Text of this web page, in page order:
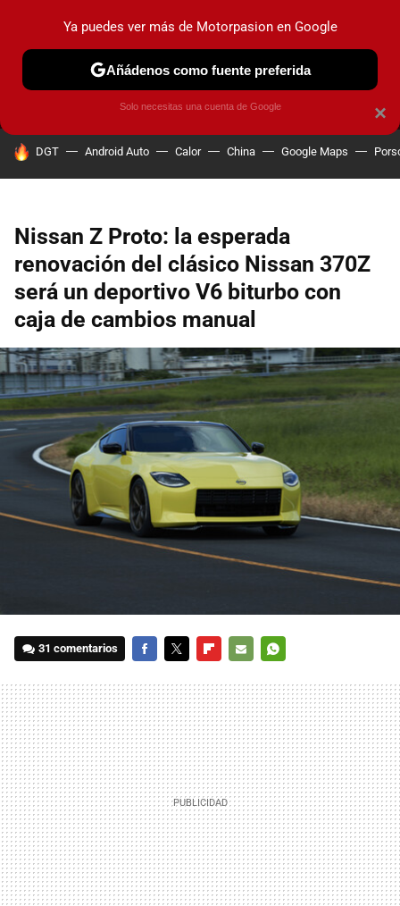
MENÚ NUEVO
COCHES ELÉCTRICOS OBSERVATORIO
HOY SE HABLA DE
DGT Android Auto Calor China Google Maps
Nissan Z Proto: la esperada
renovación del clásico Nissan 370Z
será un deportivo V6 biturbo con
caja de cambios manual
31 comentarios
MAIL
×
Ya puedes ver más de Motorpasion en Google
Añádenos como fuente preferida
Solo necesitas una cuenta de Google